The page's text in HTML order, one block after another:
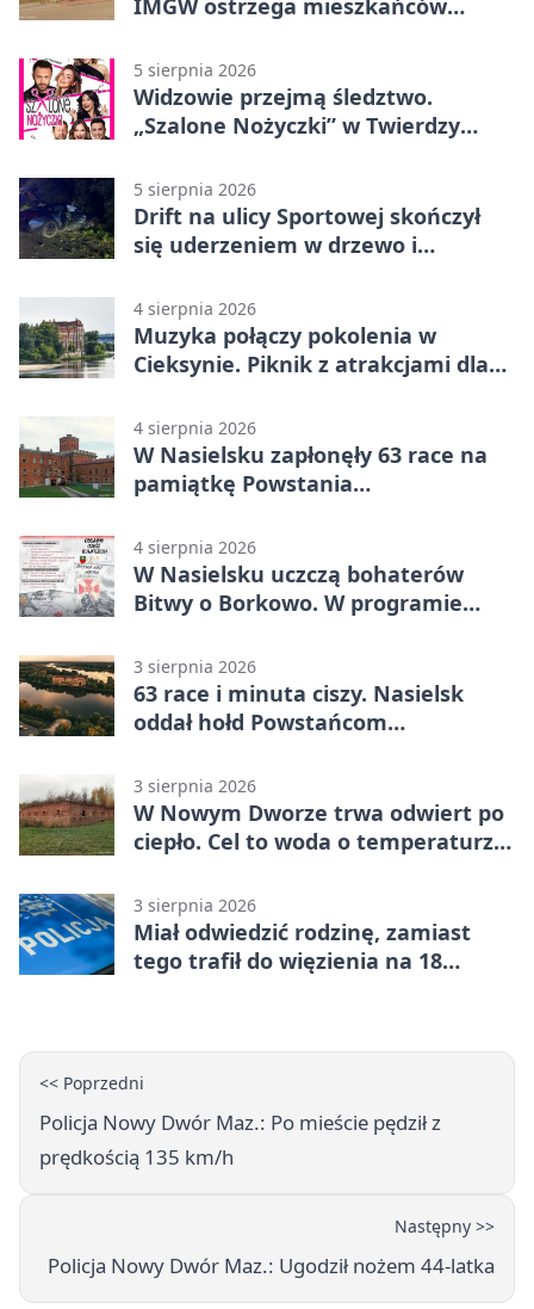
IMGW ostrzega mieszkańców
5 sierpnia 2026
Widzowie przejmą śledztwo.
„Szalone Nożyczki” w Twierdzy
5 sierpnia 2026
Drift na ulicy Sportowej skończył
się uderzeniem w drzewo i
4 sierpnia 2026
Muzyka połączy pokolenia w
Cieksynie. Piknik z atrakcjami dla
4 sierpnia 2026
W Nasielsku zapłonęły 63 race na
pamiątkę Powstania
4 sierpnia 2026
W Nasielsku uczczą bohaterów
Bitwy o Borkowo. W programie
3 sierpnia 2026
63 race i minuta ciszy. Nasielsk
oddał hołd Powstańcom
3 sierpnia 2026
W Nowym Dworze trwa odwiert po
ciepło. Cel to woda o temperaturze
3 sierpnia 2026
Miał odwiedzić rodzinę, zamiast
tego trafił do więzienia na 18
<< Poprzedni
Policja Nowy Dwór Maz.: Po mieście pędził z
prędkością 135 km/h
Następny >>
Policja Nowy Dwór Maz.: Ugodził nożem 44-latka